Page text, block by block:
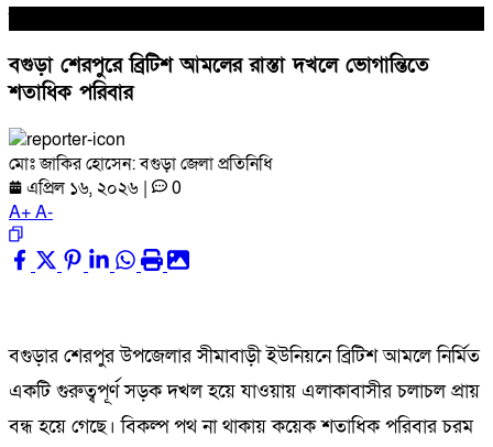
বগুড়া শেরপুরে ব্রিটিশ আমলের রাস্তা দখলে ভোগান্তিতে
শতাধিক পরিবার
মোঃ জাকির হোসেন: বগুড়া জেলা প্রতিনিধি
এপ্রিল ১৬, ২০২৬ |
0
A+A-
বগুড়ার শেরপুর উপজেলার সীমাবাড়ী ইউনিয়নে ব্রিটিশ আমলে নির্মিত
একটি গুরুত্বপূর্ণ সড়ক দখল হয়ে যাওয়ায় এলাকাবাসীর চলাচল প্রায়
বন্ধ হয়ে গেছে। বিকল্প পথ না থাকায় কয়েক শতাধিক পরিবার চরম